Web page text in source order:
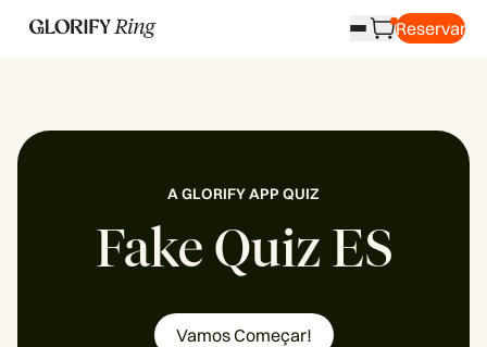
Reservar
A GLORIFY APP QUIZ
Fake Quiz ES
Vamos Começar!